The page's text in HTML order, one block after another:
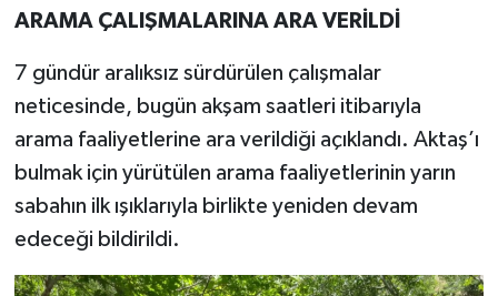
ARAMA ÇALIŞMALARINA ARA VERİLDİ
7 gündür aralıksız sürdürülen çalışmalar
neticesinde, bugün akşam saatleri itibarıyla
arama faaliyetlerine ara verildiği açıklandı. Aktaş’ı
bulmak için yürütülen arama faaliyetlerinin yarın
sabahın ilk ışıklarıyla birlikte yeniden devam
edeceği bildirildi.